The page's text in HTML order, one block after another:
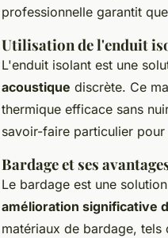
professionnelle garantit
Utilisation de l'enduit
L'enduit isolant est une
acoustique discrète. Ce
thermique efficace sans
savoir-faire particulier pour
Bardage et ses
Le bardage est une
amélioration significative
matériaux de bardage, tels